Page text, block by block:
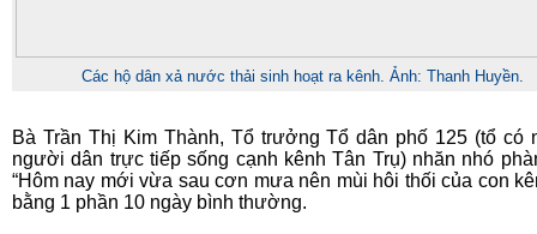
Các hộ dân xả nước thải sinh hoạt ra kênh. Ảnh: Thanh Huyền.
Bà Trần Thị Kim Thành, Tổ trưởng Tổ dân phố 125 (tổ có
người dân trực tiếp sống cạnh kênh Tân Trụ) nhăn nhó
“Hôm nay mới vừa sau cơn mưa nên mùi hôi thối của con
bằng 1 phần 10 ngày bình thường.